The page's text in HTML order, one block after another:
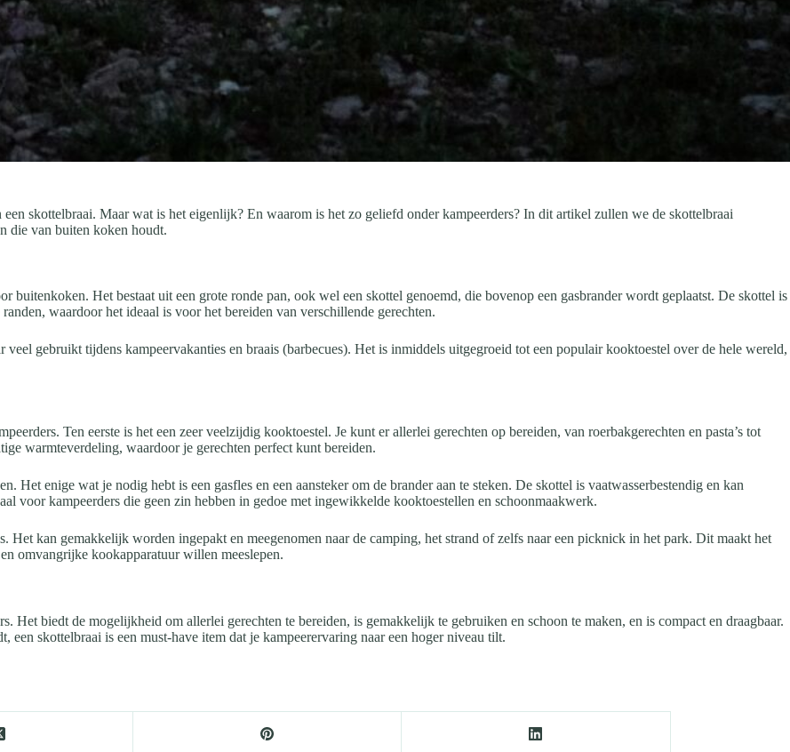
skottelbraai. Maar wat is het eigenlijk? En waarom is het zo geliefd onder kampeerders? In dit artikel zullen we de skottelbraai
die van buiten koken houdt.
buitenkoken. Het bestaat uit een grote ronde pan, ook wel een skottel genoemd, die bovenop een gasbrander wordt geplaatst. De skottel is
waardoor het ideaal is voor het bereiden van verschillende gerechten.
gebruikt tijdens kampeervakanties en braais (barbecues). Het is inmiddels uitgegroeid tot een populair kooktoestel over de hele wereld,
Ten eerste is het een zeer veelzijdig kooktoestel. Je kunt er allerlei gerechten op bereiden, van roerbakgerechten en pasta’s tot
warmteverdeling, waardoor je gerechten perfect kunt bereiden.
Het enige wat je nodig hebt is een gasfles en een aansteker om de brander aan te steken. De skottel is vaatwasserbestendig en kan
voor kampeerders die geen zin hebben in gedoe met ingewikkelde kooktoestellen en schoonmaakwerk.
Het kan gemakkelijk worden ingepakt en meegenomen naar de camping, het strand of zelfs naar een picknick in het park. Dit maakt het
omvangrijke kookapparatuur willen meeslepen.
Het biedt de mogelijkheid om allerlei gerechten te bereiden, is gemakkelijk te gebruiken en schoon te maken, en is compact en draagbaar.
skottelbraai is een must-have item dat je kampeerervaring naar een hoger niveau tilt.